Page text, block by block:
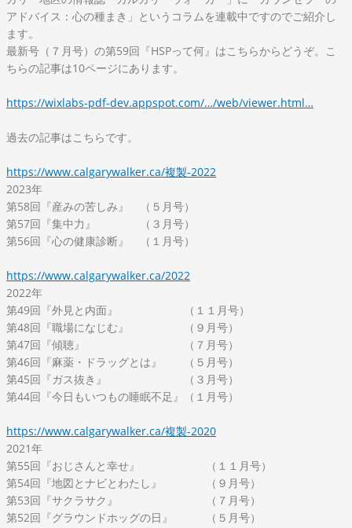
アドバイス：心の種まき」というコラムを連載中ですのでご紹介し
ます。
最新号（７月号）の第59回『HSPって何』はこちらからどうぞ。こ
ちらの記事は10ページにあります。
https://wixlabs-pdf-dev.appspot.com/…/web/viewer.html…
過去の記事はこちらです。
https://www.calgarywalker.ca/複製-2022
2023年
第58回『産みの苦しみ』 （５月号）
第57回『集中力』 （３月号）
第56回『心の健康診断』 （１月号）
https://www.calgarywalker.ca/2022
2022年
第49回『外見と内面』 （１１月号）
第48回『職場になじむ』 （９月号）
第47回『傾聴』 （７月号）
第46回『麻薬・ドラッグとは』 （５月号）
第45回『ガス抜き』 （３月号）
第44回『今日もいつもの睡眠不足』（１月号）
https://www.calgarywalker.ca/複製-2020
2021年
第55回『おじさんと幸せ』 （１１月号）
第54回『地図とナビとわたし』 （９月号）
第53回『サクラサク』 （７月号）
第52回『グラウンドホッグの日』 （５月号）